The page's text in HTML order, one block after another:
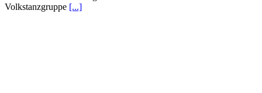
Volkstanzgruppe [...]